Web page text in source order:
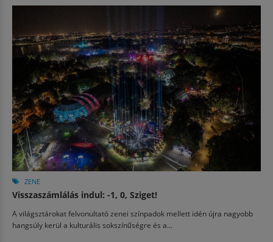
ZENE
Visszaszámlálás indul: -1, 0, Sziget!
A világsztárokat felvonultató zenei színpadok mellett idén újra nagyobb
hangsúly kerül a kulturális sokszínűségre és a...